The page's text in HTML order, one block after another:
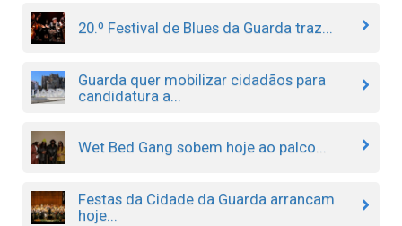
20.º Festival de Blues da Guarda traz...
Guarda quer mobilizar cidadãos para
candidatura a...
Wet Bed Gang sobem hoje ao palco...
Festas da Cidade da Guarda arrancam
hoje...